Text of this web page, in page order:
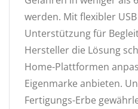
werden. Mit flexibler
Unterstützung für
Hersteller die Lösung
Home-Plattformen
Eigenmarke anbieten.
Fertigungs-Erbe